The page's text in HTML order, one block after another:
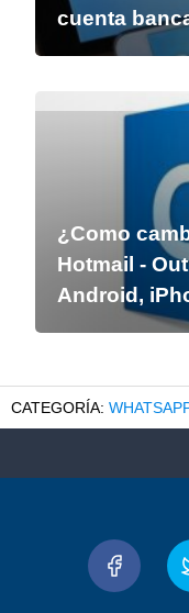
cuenta
¿Como
Hotmail -
Android,